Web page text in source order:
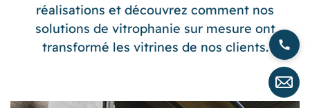
réalisations et découvrez comment nos
solutions de vitrophanie sur mesure ont
transformé les vitrines de nos clients.